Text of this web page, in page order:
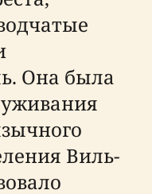
Она была
Виль-